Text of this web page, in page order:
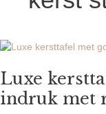
Luxe
indruk met
Luxe
stylen:
zo
maak